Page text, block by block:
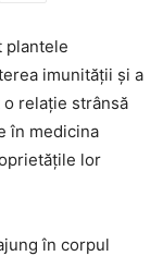
plantele
imunității și a
relație strânsă
în medicina
lor
în corpul